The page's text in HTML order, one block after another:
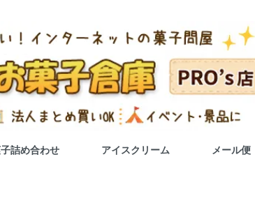
詰め合わせ アイスクリーム メール便